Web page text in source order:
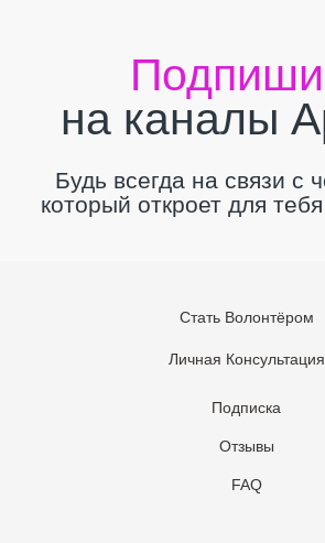
Личная Консультация
Стать Волонтёром
Подписка
Отзывы
FAQ